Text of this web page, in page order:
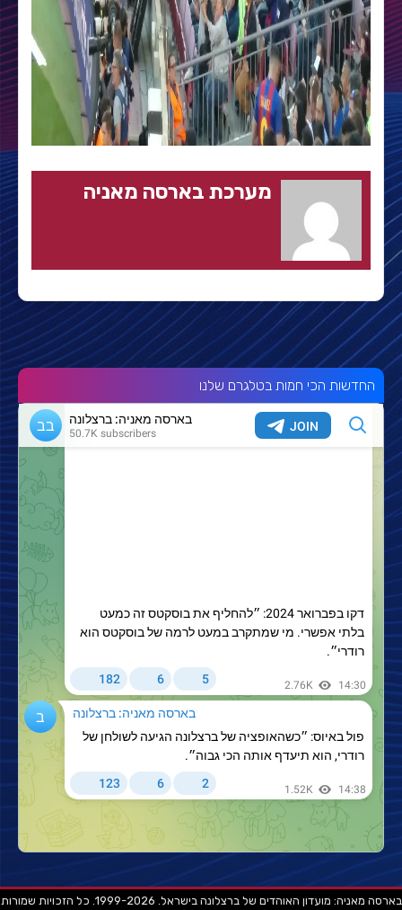
מערכת בארסה מאניה
החדשות הכי חמות בטלגרם שלנו
בארסה מאניה: מועדון האוהדים של ברצלונה בישראל. 1999-2026. כל הזכויות שמורות